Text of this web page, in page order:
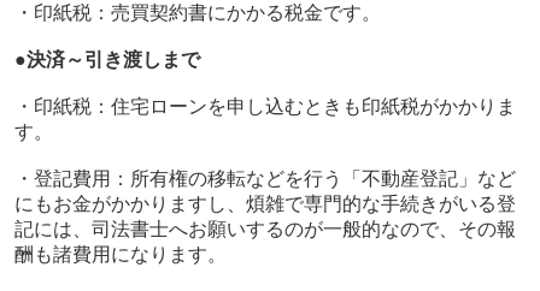
・印紙税：売買契約書にかかる税金です。
●決済～引き渡しまで
・印紙税：住宅ローンを申し込むときも印紙税がかかりま
す。
・登記費用：所有権の移転などを行う「不動産登記」など
にもお金がかかりますし、煩雑で専門的な手続きがいる登
記には、司法書士へお願いするのが一般的なので、その報
酬も諸費用になります。